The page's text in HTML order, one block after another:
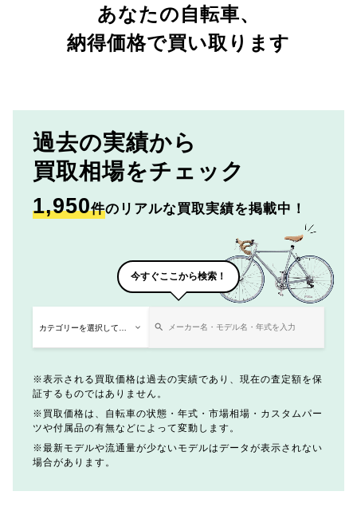
あなたの自転車、
納得価格で買い取ります
過去の実績から
買取相場をチェック
1,950件のリアルな買取実績を掲載中！
今すぐここから検索！
表示される買取価格は過去の実績であり、現在の査定額を保
証するものではありません。
買取価格は、自転車の状態・年式・市場相場・カスタムパー
ツや付属品の有無などによって変動します。
最新モデルや流通量が少ないモデルはデータが表示されない
場合があります。